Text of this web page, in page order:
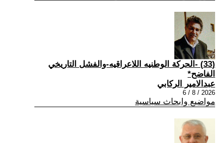
(33) -الحركة الوطنيه اللاعراقيه-والفشل التاريخي
الفاضح*
عبدالامير الركابي
2026 / 8 / 6
مواضيع وابحاث سياسية